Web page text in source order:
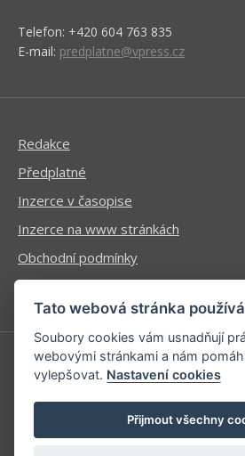
Telefon: +420 604 763 835
E-mail: predplatne@vpress.cz
Redakce
Předplatné
Inzerce v časopise
Inzerce na www stránkách
Obchodní podmínky
Ochrana osobních údajů
Příhlášení | Registrace
Kontaktní informace
Mapa stránek
Tato webová stránka
Soubory cookies vám usnadňují
webovými stránkami a nám
vylepšovat. Nastavení cookies
Přijmout všechny